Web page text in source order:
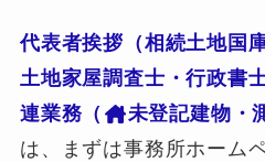
代表者挨拶（相続土地国
土地家屋調査士・行政書
連業務（
未登記建物・
は、まずは事務所ホーム